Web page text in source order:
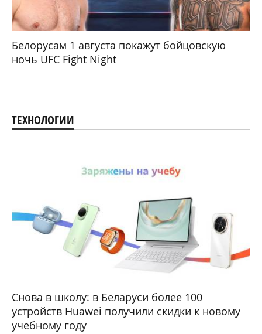
Белорусам 1 августа покажут бойцовскую
ночь UFC Fight Night
ТЕХНОЛОГИИ
Снова в школу: в Беларуси более 100
устройств Huawei получили скидки к новому
учебному году